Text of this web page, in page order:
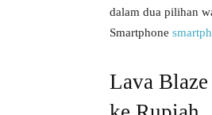
dalam dua pilihan
Smartphone
Lava